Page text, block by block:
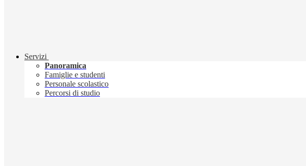
Servizi
Panoramica
Famiglie e studenti
Personale scolastico
Percorsi di studio